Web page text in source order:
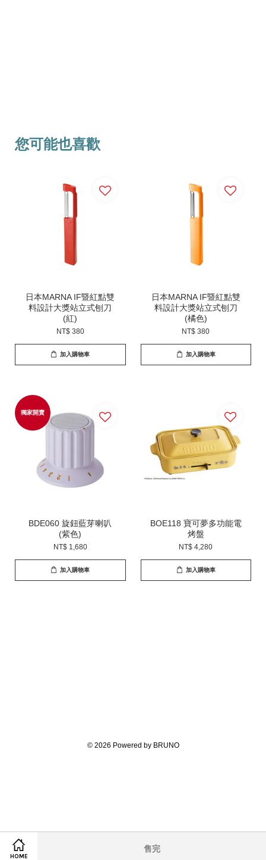
HOME
售完
您可能也喜歡
日本MARNA IF暨紅點雙
料設計大獎站立式刨刀
(紅)
NT$ 380
加入購物車
日本MARNA IF暨紅點雙
料設計大獎站立式刨刀
(橘色)
NT$ 380
加入購物車
獨家開賣
BDE060 旋鈕藍芽喇叭
(紫色)
NT$ 1,680
加入購物車
BOE118 寶可夢多功能電
烤盤
NT$ 4,280
加入購物車
© 2026 Powered by BRUNO